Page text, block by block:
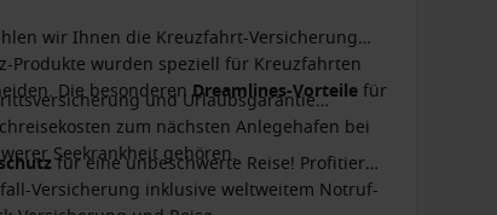
wir Ihnen die Kreuzfahrt-Versicherung
Produkte wurden speziell für Kreuzfahrten
Die besonderen Dreamlines-Vorteilefür
und Urlaubsgarantie
zum nächsten Anlegehafen bei
Seekrankheit gehören.
für eine unbeschwerte Reise! Profitieren
Versicherung inklusive weltweitem Notruf-